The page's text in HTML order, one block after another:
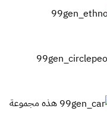
هذه مجموعة